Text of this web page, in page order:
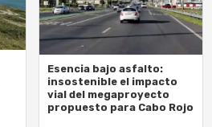
Esencia bajo asfalto:
insostenible el impacto
vial del megaproyecto
propuesto para Cabo Rojo